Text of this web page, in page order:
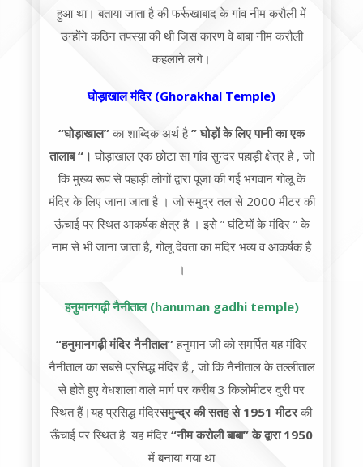
हुआ था। बताया जाता है की फर्रूखाबाद के गांव नीम करौली में
उन्होंने कठिन तपस्य़ा की थी जिस कारण वे बाबा नीम करौली
कहलाने लगे।
घोड़ाखाल मंदिर (Ghorakhal Temple)
“घोड़ाखाल”का शाब्दिक अर्थ है” घोड़ों के लिए पानी का एक
तालाब “।घोड़ाखाल एक छोटा सा गांव सुन्दर पहाड़ी क्षेत्र है , जो
कि मुख्य रूप से पहाड़ी लोगों द्वारा पूजा की गई भगवान गोलू के
मंदिर के लिए जाना जाता है । जो समुद्र तल से 2000 मीटर की
ऊंचाई पर स्थित आकर्षक क्षेत्र है । इसे ” घंटियों के मंदिर ” के
नाम से भी जाना जाता है, गोलू देवता का मंदिर भव्य व आकर्षक है
।
हनुमानगढ़ी नैनीताल (hanuman gadhi temple)
“हनुमानगढ़ी मंदिर नैनीताल”हनुमान जी को समर्पित यह मंदिर
नैनीताल का सबसे प्रसिद्ध मंदिर हैं , जो कि नैनीताल के तल्लीताल
से होते हुए वेधशाला वाले मार्ग पर करीब 3 किलोमीटर दुरी पर
स्थित हैं।यह प्रसिद्ध मंदिरसमुन्द्र की सतह से 1951 मीटरकी
ऊँचाई पर स्थित है यह मंदिर “नीम करोली बाबा” के द्वारा 1950
में बनाया गया था